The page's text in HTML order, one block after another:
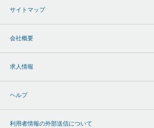
サイトマップ
会社概要
求人情報
ヘルプ
利用者情報の外部送信について